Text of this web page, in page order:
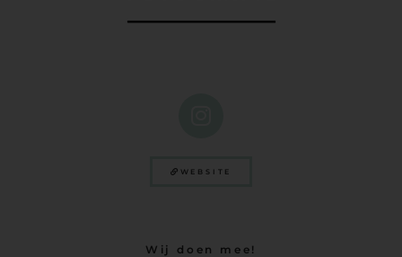
WEBSITE
Wij doen mee!